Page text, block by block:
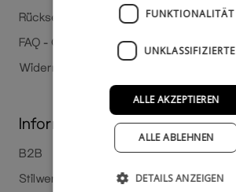
Rücksendungen
FAQ - Oft gestellte Fragen
Widerruf
Information
B2B
Stilwerk Hamburg
FUNKTIONALITÄT
UNKLASSIFIZIERTE
ALLE AKZEPTIEREN
ALLE ABLEHNEN
DETAILS ANZEIGEN